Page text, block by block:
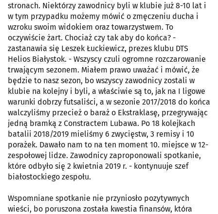
stronach. Niektórzy zawodnicy byli w klubie już 8-10 lat i
w tym przypadku możemy mówić o zmęczeniu ducha i
wzroku swoim widokiem oraz towarzystwem. To
oczywiście żart. Chociaż czy tak aby do końca? -
zastanawia się Leszek Łuckiewicz, prezes klubu DTS
Helios Białystok. - Wszyscy czuli ogromne rozczarowanie
trwającym sezonem. Miałem prawo uważać i mówić, że
będzie to nasz sezon, bo wszyscy zawodnicy zostali w
klubie na kolejny i byli, a właściwie są to, jak na I ligowe
warunki dobrzy futsaliści, a w sezonie 2017/2018 do końca
walczyliśmy przecież o baraż o Ekstraklasę, przegrywając
jedną bramką z Constractem Lubawa. Po 18 kolejkach
batalii 2018/2019 mieliśmy 6 zwycięstw, 3 remisy i 10
porażek. Dawało nam to na ten moment 10. miejsce w 12-
zespołowej lidze. Zawodnicy zaproponowali spotkanie,
które odbyło się 2 kwietnia 2019 r. - kontynuuje szef
białostockiego zespołu.
Wspomniane spotkanie nie przyniosło pozytywnych
wieści, bo poruszona została kwestia finansów, która